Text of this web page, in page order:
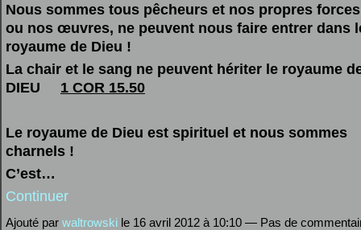
Nous sommes tous pêcheurs et nos propres
ou nos œuvres, ne peuvent nous faire entrer dans
royaume de Dieu !
La chair et le sang ne peuvent hériter le royaume
DIEU 1 COR 15.50
Le royaume de Dieu est spirituel et nous sommes
charnels !
C’est…
Continuer
Ajouté par waltrowski le 16 avril 2012 à 10:10 — Pas de